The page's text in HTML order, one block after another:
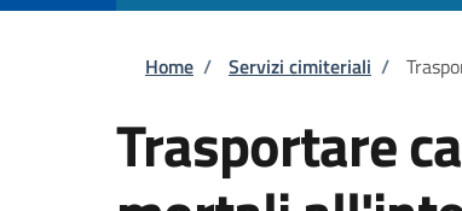
Briciole di pane
Home / Servizi cimiteriali /
Trasportare